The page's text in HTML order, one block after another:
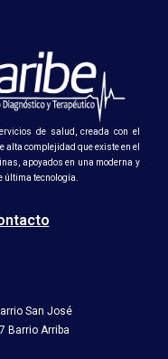
de salud, creada con el
complejidad que existe en el
apoyados en una moderna y
tecnología.
San José
Barrio Arriba